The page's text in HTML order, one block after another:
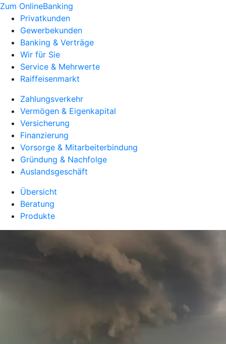
Zum OnlineBanking
Privatkunden
Gewerbekunden
Banking & Verträge
Wir für Sie
Service & Mehrwerte
Raiffeisenmarkt
Zahlungsverkehr
Vermögen & Eigenkapital
Versicherung
Finanzierung
Vorsorge & Mitarbeiterbindung
Gründung & Nachfolge
Auslandsgeschäft
Übersicht
Beratung
Produkte